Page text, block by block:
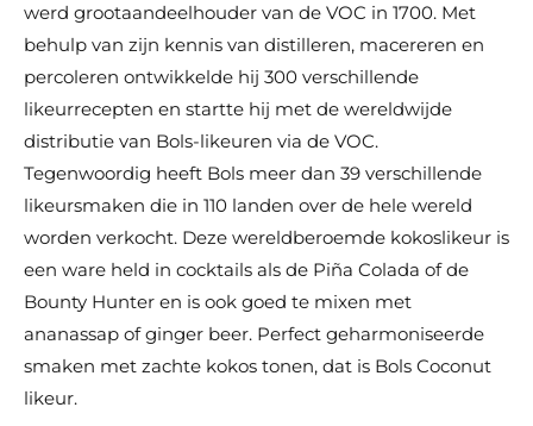
werd grootaandeelhouder van de VOC in 1700. Met
behulp van zijn kennis van distilleren, macereren en
percoleren ontwikkelde hij 300 verschillende
likeurrecepten en startte hij met de wereldwijde
distributie van Bols-likeuren via de VOC.
Tegenwoordig heeft Bols meer dan 39 verschillende
likeursmaken die in 110 landen over de hele wereld
worden verkocht. Deze wereldberoemde kokoslikeur is
een ware held in cocktails als de Piña Colada of de
Bounty Hunter en is ook goed te mixen met
ananassap of ginger beer. Perfect geharmoniseerde
smaken met zachte kokos tonen, dat is Bols Coconut
likeur.